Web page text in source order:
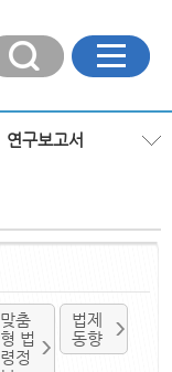
연구보고서
맞춤
형 법
령정
법제
동향